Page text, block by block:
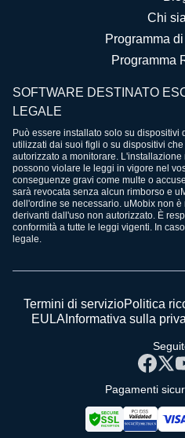
Chi
Programma
Programma
SOFTWARE DESTINATO
LEGALE
Può essere installato solo su dispositivi
utilizzati dai suoi figli o su dispositivi
autorizzato a monitorare.
possono violare le leggi in vigore nel
conseguenze gravi come multe o
sarà revocata senza alcun rimborso e
dell'ordine se necessario. uMobix non
derivanti dall'uso non autorizzato. È
conformità a tutte le leggi vigenti. In
legale.
Termini di servizioPolitica
EULA Informativa sulla
Pagamenti